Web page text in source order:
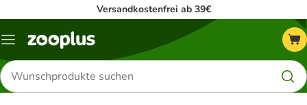
Versandkostenfrei ab 39€
Menü
Produkte
suchen